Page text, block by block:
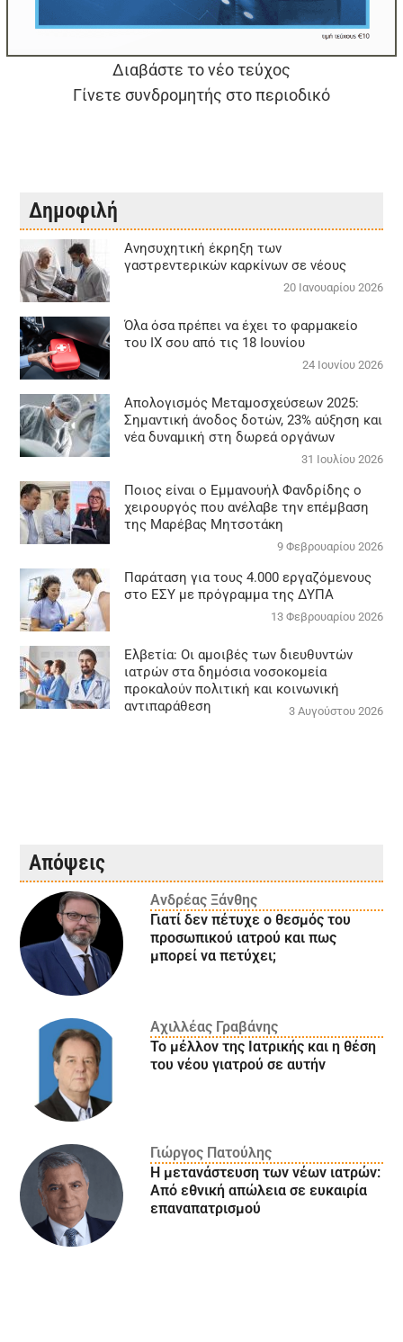
Διαβάστε το νέο τεύχος
Γίνετε συνδρομητής στο περιοδικό
Δημοφιλή
Aνησυχητική έκρηξη των
γαστρεντερικών καρκίνων σε νέους
20 Ιανουαρίου 2026
Όλα όσα πρέπει να έχει το φαρμακείο
του ΙΧ σου από τις 18 Ιουνίου
24 Ιουνίου 2026
Απολογισμός Μεταμοσχεύσεων 2025:
Σημαντική άνοδος δοτών, 23% αύξηση και
νέα δυναμική στη δωρεά οργάνων
31 Ιουλίου 2026
Ποιος είναι ο Εμμανουήλ Φανδρίδης ο
χειρουργός που ανέλαβε την επέμβαση
της Μαρέβας Μητσοτάκη
9 Φεβρουαρίου 2026
Παράταση για τους 4.000 εργαζόμενους
στο ΕΣΥ με πρόγραμμα της ΔΥΠΑ
13 Φεβρουαρίου 2026
Ελβετία: Οι αμοιβές των διευθυντών
ιατρών στα δημόσια νοσοκομεία
προκαλούν πολιτική και κοινωνική
αντιπαράθεση
3 Αυγούστου 2026
Απόψεις
Ανδρέας Ξάνθης
Γιατί δεν πέτυχε ο θεσμός του
προσωπικού ιατρού και πως
μπορεί να πετύχει;
Αχιλλέας Γραβάνης
Το μέλλον της Ιατρικής και η θέση
του νέου γιατρού σε αυτήν
Γιώργος Πατούλης
Η μετανάστευση των νέων ιατρών:
Aπό εθνική απώλεια σε ευκαιρία
επαναπατρισμού